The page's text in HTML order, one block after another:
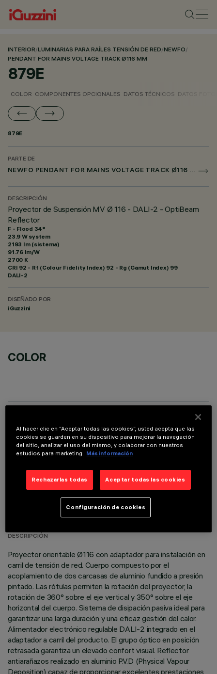
INTERIOR/LUMINARIAS PARA RAÍLES TENSIÓN DE RED/NEWFO/
PENDANT FOR MAINS VOLTAGE TRACK Ø116 MM
879E
COLOR COMPONENTES OPCIONALES DATOS TÉCNICOS DATOS
879E
PARTE DE
NEWFO PENDANT FOR MAINS VOLTAGE TRACK Ø116 MM
DESCRIPCIÓN
Proyector de Suspensión MV Ø 116 - DALI-2 - OptiBeam
Reflector
F - Flood 34°
23.9 W system
2193 lm (sistema)
91.76 lm/W
2700 K
CRI 92 - Rf (Colour Fidelity Index) 92 - Rg (Gamut Index) 99
DALI-2
DISEÑADO POR
iGuzzini
COLOR
COMPONENTES OPCIONALES
DATOS TÉCNICOS
ÚLTIMA ACTUALIZACIÓN: 06/08/2026
DESCRIPCIÓN
Proyector orientable Ø116 con adaptador para instalación en
carril de tensión de red. Cuerpo compuesto por el
acoplamiento de dos carcasas de aluminio fundido a presión
pintado. Las rótulas permiten la rotación del proyector, la
rotación de 360° sobre el eje vertical y 350° sobre el eje
horizontal del cuerpo. Sistema de disipación pasiva ideal para
garantizar una larga duración y una eficaz gestión del calor.
Alimentador electrónico regulable DALI-2 integrado en el
adaptador a carril del producto. El grupo óptico en posición
retrasada garantiza un elevado confort visual. Reflector
antiarañazos realizado en aluminio P.V.D (Physical Vapour
Deposition) capaz de proporcionar excelentes prestaciones
Al hacer clic en “Aceptar todas las cookies”, usted acepta que las
cookies se guarden en su dispositivo para mejorar la navegación
del sitio, analizar el uso del mismo, y colaborar con nuestros
estudios para marketing. Más información
Rechazarlas todas Aceptar todas las cookies
Configuración de cookies